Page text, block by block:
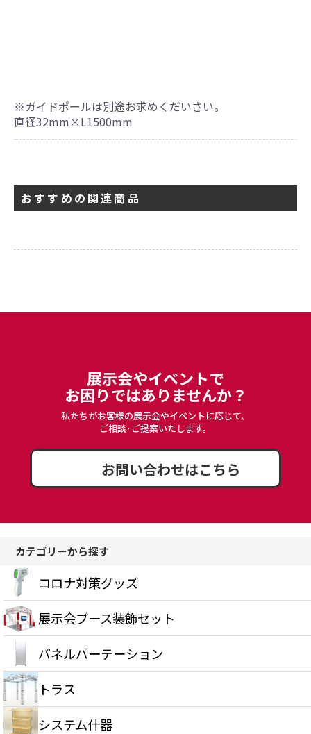
引続き他の商品も選ぶ
カートへ進む
※ガイドポールは別途お求めくだいさい。
直径32mm×L1500mm
おすすめの関連商品
展示会やイベントで
お困りではありませんか？
私たちがお客様の展示会やイベントに応じて、
ご相談･ご提案いたします。
お問い合わせはこちら
カテゴリーから探す
コロナ対策グッズ
展示会ブース装飾セット
パネルパーテーション
トラス
システム什器